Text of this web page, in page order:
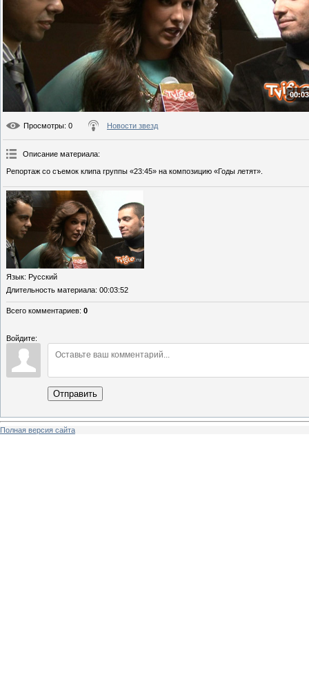
Просмотры: 0 Новости звезд
Описание материала:
Репортаж со съемок клипа группы «23:45» на композицию «Годы летят».
Язык: Русский
Длительность материала: 00:03:52
Всего комментариев: 0
Войдите:
Отправить
Полная версия сайта